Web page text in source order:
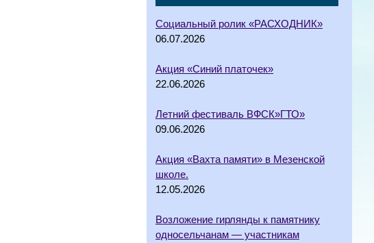
Социальный ролик «РАСХОДНИК»
06.07.2026
Акция «Синий платочек»
22.06.2026
Летний фестиваль ВФСК»ГТО»
09.06.2026
Акция «Вахта памяти» в Мезенской
школе.
12.05.2026
Возложение гирлянды к памятнику
односельчанам — участникам